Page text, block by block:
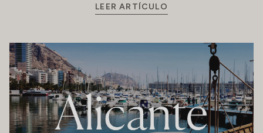
Ofertas exclusivas para grupos
Las tarifas ofrecidas incluyen: Alojamiento en habitación
doble de uso individual (DUI) o doble (DBL) Desayuno
tipo buffet Aplicable a…
LEER ARTÍCULO